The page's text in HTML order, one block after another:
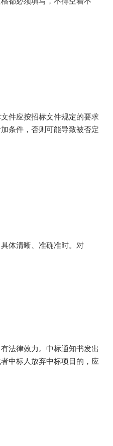
件应按招标文件规定的要求
条件，否则可能导致被否定
体清晰、准确准时。对
法律效力。中标通知书发出
中标人放弃中标项目的，应